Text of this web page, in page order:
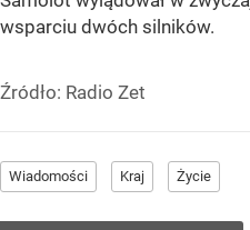
wsparciu dwóch silników.
Źródło: Radio Zet
Wiadomości Kraj Życie